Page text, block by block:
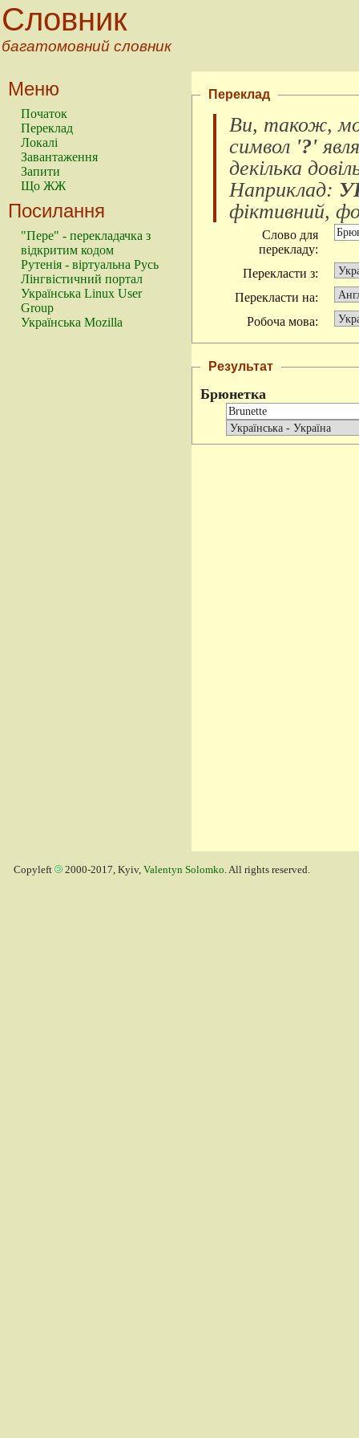
Словник
багатомовний словник
Меню
Початок
Переклад
Локалі
Завантаження
Запити
Що ЖЖ
Посилання
"Пере" - перекладачка з
відкритим кодом
Рутенія - віртуальна Русь
Лінгвістичний портал
Українська Linux User
Group
Українська Mozilla
Переклад
Ви, також,
символ '?'
декілька
Наприклад:
фіктивний,
Слово для
перекладу:
Перекласти з:
Перекласти на:
Робоча мова:
Результат
Брюнетка
Copyleft 2000-2017, Kyiv, Valentyn Solomko. All rights reserved.